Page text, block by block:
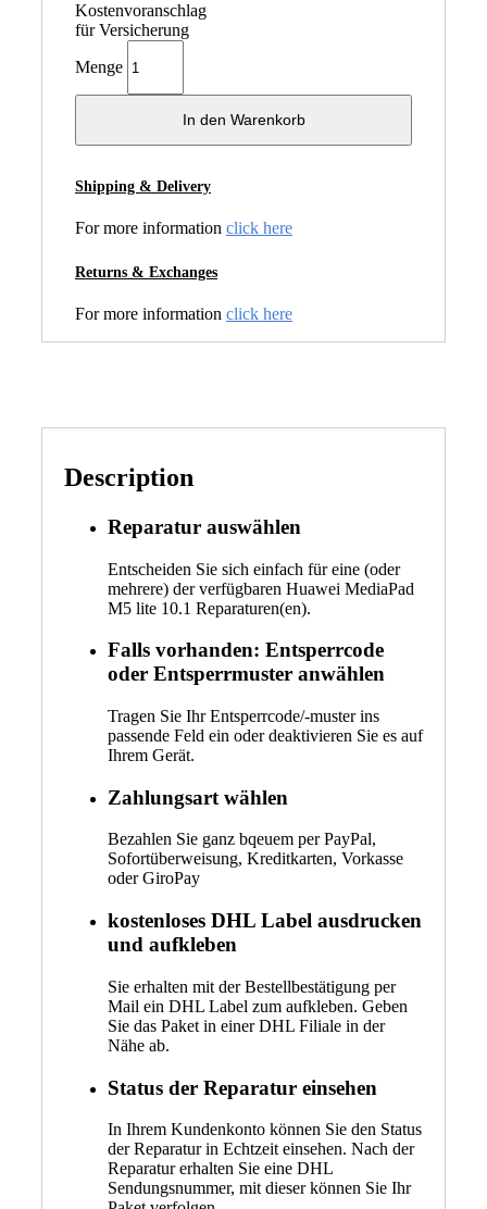
Kostenvoranschlag
für Versicherung
Menge
In den Warenkorb
Shipping & Delivery
For more information click here
Returns & Exchanges
For more information click here
Description
Reparatur auswählen
Entscheiden Sie sich einfach für eine (oder
mehrere) der verfügbaren Huawei MediaPad
M5 lite 10.1 Reparaturen(en).
Falls vorhanden: Entsperrcode
oder Entsperrmuster anwählen
Tragen Sie Ihr Entsperrcode/-muster ins
passende Feld ein oder deaktivieren Sie es auf
Ihrem Gerät.
Zahlungsart wählen
Bezahlen Sie ganz bqeuem per PayPal,
Sofortüberweisung, Kreditkarten, Vorkasse
oder GiroPay
kostenloses DHL Label ausdrucken
und aufkleben
Sie erhalten mit der Bestellbestätigung per
Mail ein DHL Label zum aufkleben. Geben
Sie das Paket in einer DHL Filiale in der
Nähe ab.
Status der Reparatur einsehen
In Ihrem Kundenkonto können Sie den Status
der Reparatur in Echtzeit einsehen. Nach der
Reparatur erhalten Sie eine DHL
Sendungsnummer, mit dieser können Sie Ihr